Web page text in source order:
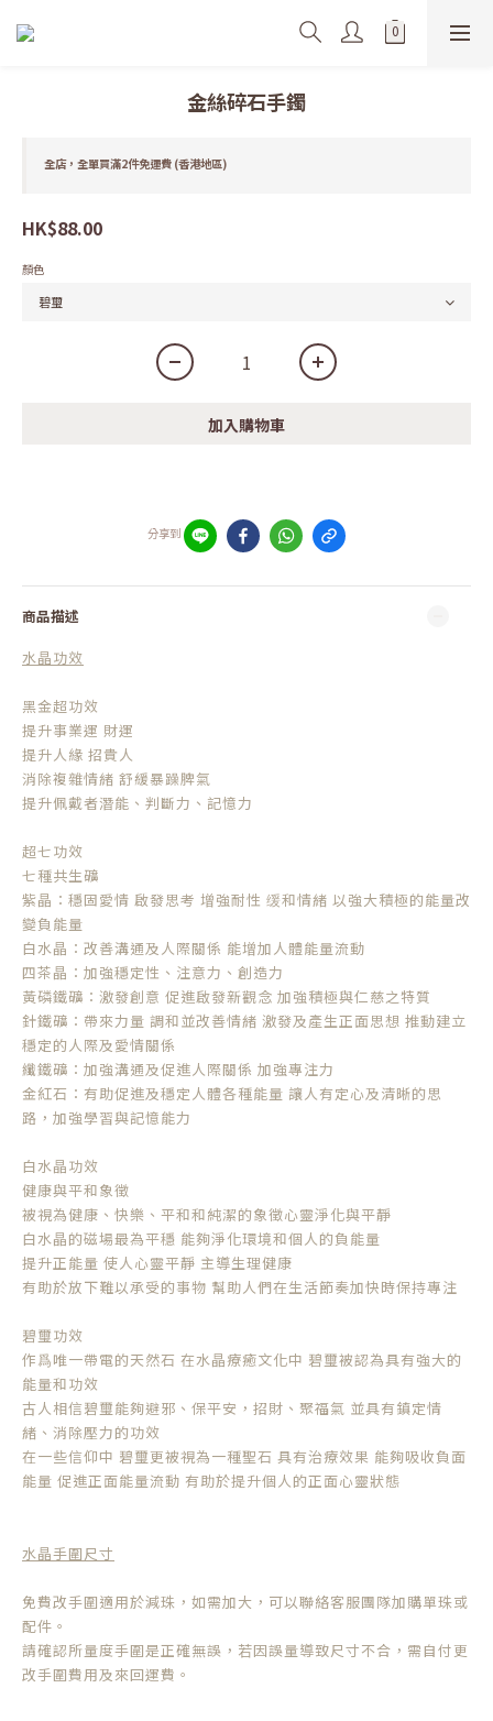
金絲碎石手鐲
全店，全單買滿2件免運費 (香港地區)
HK$88.00
顏色
加入購物車
分享到
商品描述
水晶功效
黑金超功效
提升事業運 財運
提升人緣 招貴人
消除複雜情緒 舒緩暴躁脾氣
提升佩戴者潛能、判斷力、記憶力
超七功效
七種共生礦
紫晶：穩固愛情 啟發思考 增強耐性 缓和情緒 以強大積極的能量改
變負能量
白水晶：改善溝通及人際關係 能增加人體能量流動
四茶晶：加強穩定性、注意力、創造力
黃磷鐵礦：激發創意 促進啟發新觀念 加強積極與仁慈之特質
針鐵礦：帶來力量 調和並改善情緒 激發及產生正面思想 推動建立
穩定的人際及愛情關係
纖鐵礦：加強溝通及促進人際關係 加強專注力
金紅石：有助促進及穩定人體各種能量 讓人有定心及清晰的思
路，加強學習與記憶能力
白水晶功效
健康與平和象徵
被視為健康、快樂、平和和純潔的象徵心靈淨化與平靜
白水晶的磁場最為平穩 能夠淨化環境和個人的負能量
提升正能量 使人心靈平靜 主導生理健康
有助於放下難以承受的事物 幫助人們在生活節奏加快時保持專注
碧璽功效
作爲唯一帶電的天然石 在水晶療癒文化中 碧璽被認為具有強大的
能量和功效
古人相信碧璽能夠避邪、保平安，招財、聚福氣 並具有鎮定情
緒、消除壓力的功效
在一些信仰中 碧璽更被視為一種聖石 具有治療效果 能夠吸收負面
能量 促進正面能量流動 有助於提升個人的正面心靈狀態
水晶手圍尺寸
免費改手圍適用於減珠，如需加大，可以聯絡客服團隊加購單珠或
配件。
請確認所量度手圍是正確無誤，若因誤量導致尺寸不合，需自付更
改手圍費用及來回運費。